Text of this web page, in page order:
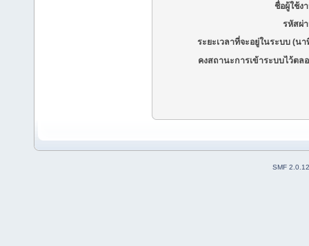
ชื่อผู้ใช้ง
รหัสผ่
ระยะเวลาที่จะอยู่ในระบบ (นา
คงสถานะการเข้าระบบไว้ตล
SMF 2.0.12